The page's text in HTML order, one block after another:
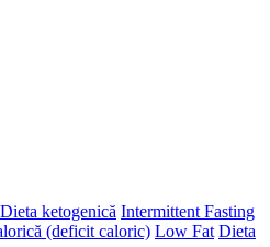
Dieta ketogenică Intermittent Fasting
(deficit caloric) Low Fat Dieta